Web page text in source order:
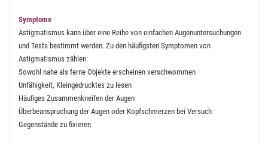
Symptome
Astigmatismus kann über eine Reihe von einfachen Augenuntersuchungen
und Tests bestimmt werden. Zu den häufigsten Symptomen von
Astigmatismus zählen:
Sowohl nahe als ferne Objekte erscheinen verschwommen
Unfähigkeit, Kleingedrucktes zu lesen
Häufiges Zusammenkneifen der Augen
Überbeanspruchung der Augen oder Kopfschmerzen bei Versuch
Gegenstände zu fixieren